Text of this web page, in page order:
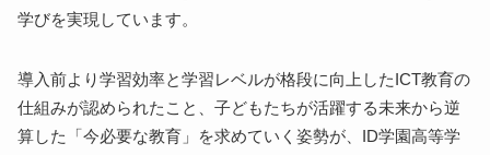
学びを実現しています。
導入前より学習効率と学習レベルが格段に向上したICT教育の
仕組みが認められたこと、子どもたちが活躍する未来から逆
算した「今必要な教育」を求めていく姿勢が、ID学園高等学